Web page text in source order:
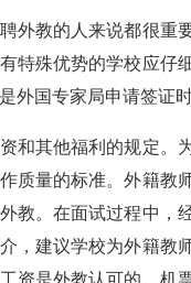
外教的人来说都很重
特殊优势的学校应仔
外国专家局申请签证
和其他福利的规定。
质量的标准。外籍教
教。在面试过程中，
，建议学校为外籍教